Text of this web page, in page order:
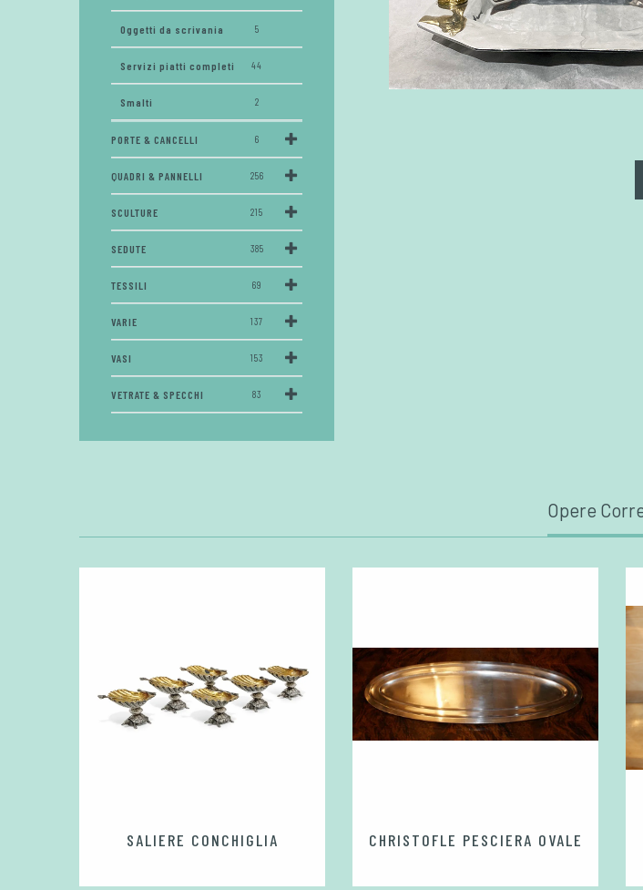
Oggetti da scrivania 5
Servizi piatti completi 44
Smalti 2
PORTE & CANCELLI 6
QUADRI & PANNELLI 256
SCULTURE 215
SEDUTE 385
TESSILI 69
VARIE 137
VASI 153
VETRATE & SPECCHI 83
Opere
SALIERE CONCHIGLIA CHRISTOFLE PESCIERA OVALE